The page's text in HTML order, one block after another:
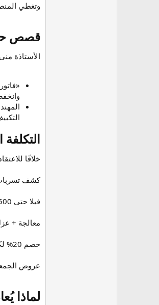
وتغطي المنصة حاليًا 52 حيًا في الرياض، مع وصول متوسط خلال 42 دقيقة من تأكيد
قصص
الأستاذة
وانخفضت
التكييف
التكلفة
خلافًا
كشف تسربات شقة (حتى
فيلا حتى 500 م²: 550 – 850 ريال
معالجة + عزل مائي
خصم 20% لكبار السن وذوي الهمم
عروض
لماذا